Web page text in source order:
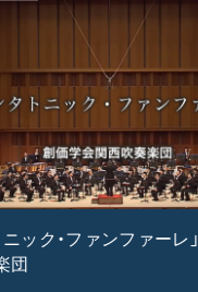
ニック・ファンファーレ」
団